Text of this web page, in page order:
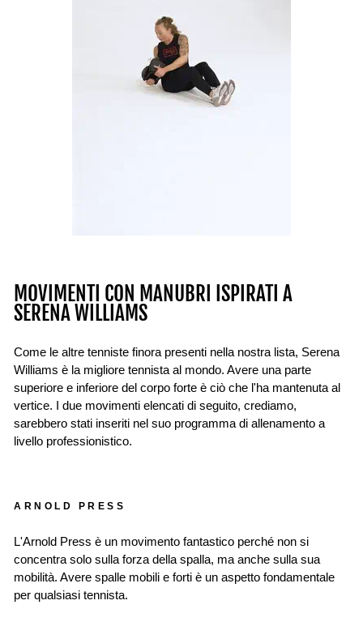
MOVIMENTI CON MANUBRI ISPIRATI A
SERENA WILLIAMS
Come le altre tenniste finora presenti nella nostra lista, Serena
Williams è la migliore tennista al mondo. Avere una parte
superiore e inferiore del corpo forte è ciò che l'ha mantenuta al
vertice. I due movimenti elencati di seguito, crediamo,
sarebbero stati inseriti nel suo programma di allenamento a
livello professionistico.
ARNOLD PRESS
L'Arnold Press è un movimento fantastico perché non si
concentra solo sulla forza della spalla, ma anche sulla sua
mobilità. Avere spalle mobili e forti è un aspetto fondamentale
per qualsiasi tennista.